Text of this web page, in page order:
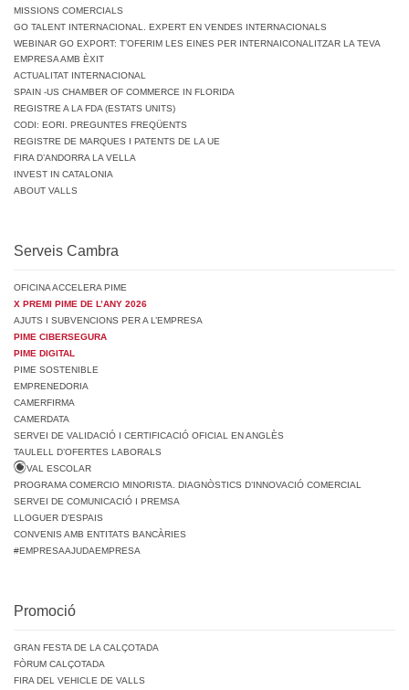
MISSIONS COMERCIALS
GO TALENT INTERNACIONAL. EXPERT EN VENDES INTERNACIONALS
WEBINAR GO EXPORT: T’OFERIM LES EINES PER INTERNAICONALITZAR LA TEVA
EMPRESA AMB ÈXIT
ACTUALITAT INTERNACIONAL
SPAIN -US CHAMBER OF COMMERCE IN FLORIDA
REGISTRE A LA FDA (ESTATS UNITS)
CODI: EORI. PREGUNTES FREQÜENTS
REGISTRE DE MARQUES I PATENTS DE LA UE
FIRA D’ANDORRA LA VELLA
INVEST IN CATALONIA
ABOUT VALLS
Serveis Cambra
OFICINA ACCELERA PIME
X PREMI PIME DE L’ANY 2026
AJUTS I SUBVENCIONS PER A L’EMPRESA
PIME CIBERSEGURA
PIME DIGITAL
PIME SOSTENIBLE
EMPRENEDORIA
CAMERFIRMA
CAMERDATA
SERVEI DE VALIDACIÓ I CERTIFICACIÓ OFICIAL EN ANGLÈS
TAULELL D’OFERTES LABORALS
VAL ESCOLAR
PROGRAMA COMERCIO MINORISTA. DIAGNÒSTICS D’INNOVACIÓ COMERCIAL
SERVEI DE COMUNICACIÓ I PREMSA
LLOGUER D’ESPAIS
CONVENIS AMB ENTITATS BANCÀRIES
#EMPRESAAJUDAEMPRESA
Promoció
GRAN FESTA DE LA CALÇOTADA
FÒRUM CALÇOTADA
FIRA DEL VEHICLE DE VALLS